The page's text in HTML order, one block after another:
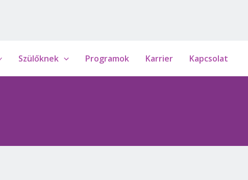
Szülőknek Programok Karrier Kapcsolat